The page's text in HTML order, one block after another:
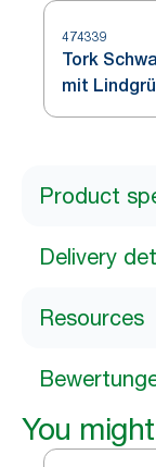
474339
Tork
mit
Product
Delivery
Resources
You